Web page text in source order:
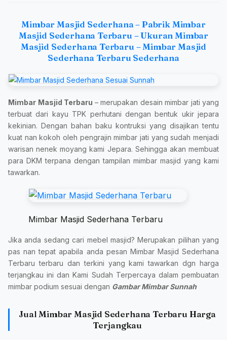
Mimbar Masjid Sederhana – Pabrik Mimbar
Masjid Sederhana Terbaru – Ukuran Mimbar
Masjid Sederhana Terbaru – Mimbar Masjid
Sederhana Terbaru Sederhana
Mimbar Masjid Terbaru – merupakan desain mimbar jati yang
terbuat dari kayu TPK perhutani dengan bentuk ukir jepara
kekinian. Dengan bahan baku kontruksi yang disajikan tentu
kuat nan kokoh oleh pengrajin mimbar jati yang sudah menjadi
warisan nenek moyang kami Jepara. Sehingga akan membuat
para DKM terpana dengan tampilan mimbar masjid yang kami
tawarkan.
Mimbar Masjid Sederhana Terbaru
Jika anda sedang cari mebel masjid? Merupakan pilihan yang
pas nan tepat apabila anda pesan Mimbar Masjid Sederhana
Terbaru terbaru dan terkini yang kami tawarkan dgn harga
terjangkau ini dan Kami Sudah Terpercaya dalam pembuatan
mimbar podium sesuai dengan Gambar Mimbar Sunnah
Jual Mimbar Masjid Sederhana Terbaru Harga
Terjangkau